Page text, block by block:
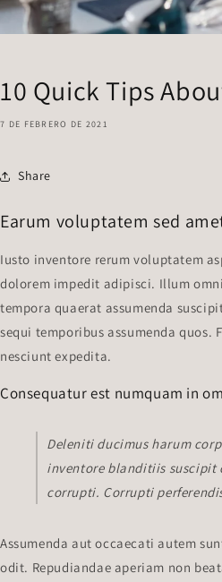
10 Quick Tips
7 DE FEBRERO DE 2021
Share
Earum voluptatem sed
Iusto inventore rerum voluptatem
dolorem impedit adipisci. Illum
tempora quaerat assumenda
sequi temporibus assumenda quos.
nesciunt expedita.
Consequatur est numquam in
Deleniti ducimus harum
inventore blanditiis suscipit
corrupti. Corrupti
Assumenda aut occaecati autem
odit. Repudiandae aperiam non